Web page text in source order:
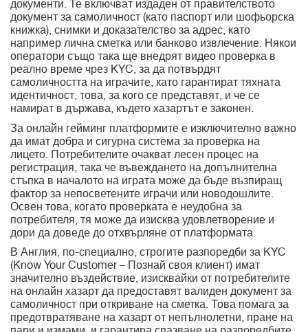
документи. Те включват издаден от правителството
документ за самоличност (като паспорт или шофьорска
книжка), снимки и доказателство за адрес, като
например лична сметка или банково извлечение. Някои
оператори също така ще внедрят видео проверка в
реално време чрез KYC, за да потвърдят
самоличността на играчите, като гарантират тяхната
идентичност, това, за кого се представят, и че се
намират в държава, където хазартът е законен.
За онлайн гейминг платформите е изключително важно
да имат добра и сигурна система за проверка на
лицето. Потребителите очакват лесен процес на
регистрация, така че въвеждането на допълнителна
стъпка в началото на играта може да бъде възпиращ
фактор за непосветените играчи или новодошлите.
Освен това, когато проверката е неудобна за
потребителя, тя може да изисква удовлетворение и
дори да доведе до отхвърляне от платформата.
В Англия, по-специално, строгите разпоредби за KYC
(Know Your Customer – Познай своя клиент) имат
значително въздействие, изисквайки от потребителите
на онлайн хазарт да предоставят валиден документ за
самоличност при откриване на сметка. Това помага за
предотвратяване на хазарт от непълнолетни, пране на